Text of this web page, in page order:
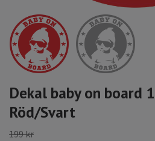
Dekal baby on board
Röd/Svart
199 kr